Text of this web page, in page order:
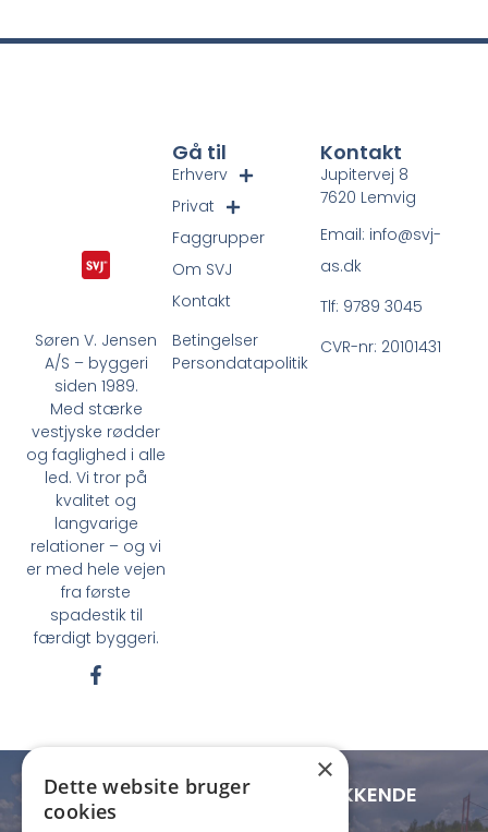
Søren V. Jensen
A/S – byggeri
siden 1989.
Med stærke
vestjyske rødder
og faglighed i alle
led. Vi tror på
kvalitet og
langvarige
relationer – og vi
er med hele vejen
fra første
spadestik til
færdigt byggeri.
F
b
o
k
Gå til
Erhverv
Privat
Faggrupper
Om SVJ
Kontakt
Betingelser
Persondatapolitik
Kontakt
Jupitervej 8
7620 Lemvig
Email: info@svj-
as.dk
Tlf: 9789 3045
CVR-nr: 20101431
LOKAL FORANKRING - LANDSDÆKKENDE
RÆKKEVIDDE
×
Dette website bruger
cookies